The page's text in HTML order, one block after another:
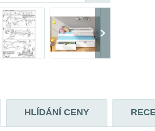
HLÍDÁNÍ CENY